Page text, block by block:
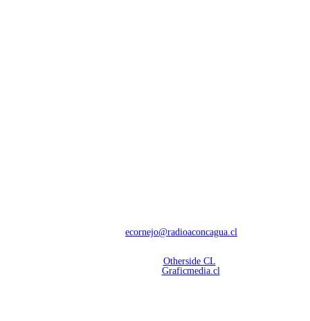
ecornejo@radioaconcagua.cl
Otherside CL
Graficmedia.cl